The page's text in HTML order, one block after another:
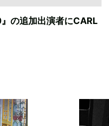
の追加出演者にCARL